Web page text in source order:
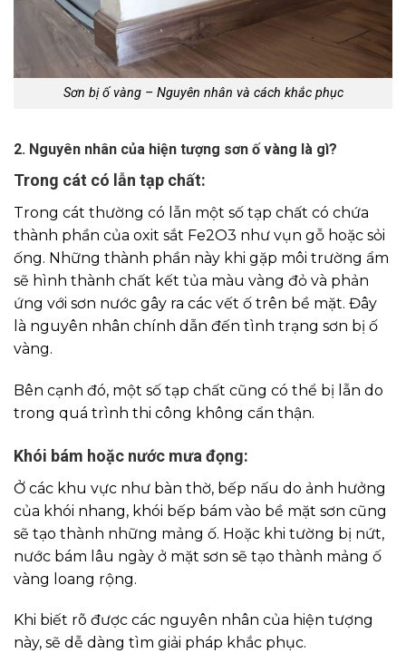
Sơn bị ố vàng – Nguyên nhân và cách khắc phục
2. Nguyên nhân của hiện tượng sơn ố vàng là gì?
Trong cát có lẫn tạp chất:
Trong cát thường có lẫn một số tạp chất có chứa
thành phần của oxit sắt Fe2O3 như vụn gỗ hoặc sỏi
ống. Những thành phần này khi gặp môi trường ẩm
sẽ hình thành chất kết tủa màu vàng đỏ và phản
ứng với sơn nước gây ra các vết ố trên bề mặt. Đây
là nguyên nhân chính dẫn đến tình trạng sơn bị ố
vàng.
Bên cạnh đó, một số tạp chất cũng có thể bị lẫn do
trong quá trình thi công không cẩn thận.
Khói bám hoặc nước mưa đọng:
Ở các khu vực như bàn thờ, bếp nấu do ảnh hưởng
của khói nhang, khói bếp bám vào bề mặt sơn cũng
sẽ tạo thành những mảng ố. Hoặc khi tường bị nứt,
nước bám lâu ngày ở mặt sơn sẽ tạo thành mảng ố
vàng loang rộng.
Khi biết rõ được các nguyên nhân của hiện tượng
này, sẽ dễ dàng tìm giải pháp khắc phục.